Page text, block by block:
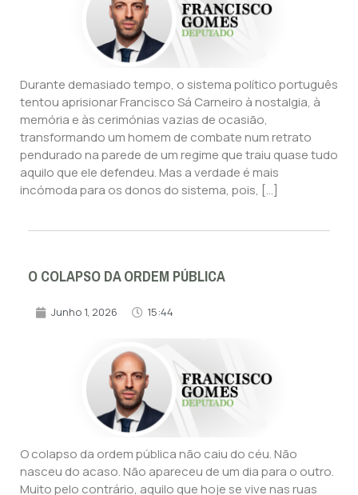
Durante demasiado tempo, o sistema político português
tentou aprisionar Francisco Sá Carneiro à nostalgia, à
memória e às cerimónias vazias de ocasião,
transformando um homem de combate num retrato
pendurado na parede de um regime que traiu quase tudo
aquilo que ele defendeu. Mas a verdade é mais
incómoda para os donos do sistema, pois, […]
O COLAPSO DA ORDEM PÚBLICA
Junho 1, 2026 15:44
O colapso da ordem pública não caiu do céu. Não
nasceu do acaso. Não apareceu de um dia para o outro.
Muito pelo contrário, aquilo que hoje se vive nas ruas